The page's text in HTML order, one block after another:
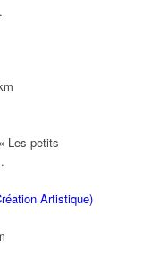
Les petits
Artistique)